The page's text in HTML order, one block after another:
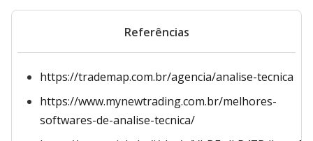
Referências
https://trademap.com.br/agencia/analise-tecnica
https://www.mynewtrading.com.br/melhores-
softwares-de-analise-tecnica/